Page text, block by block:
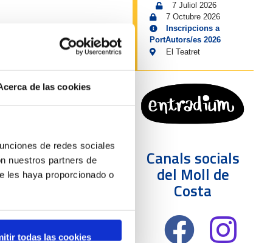
de las cookies
de redes sociales
nuestros partners de
les haya proporcionado o
todas las cookies
7 Juliol 2026
7 Octubre 2026
Inscripcions a
PortAutors/es 2026
El Teatret
Canals socials
del Moll de
Costa